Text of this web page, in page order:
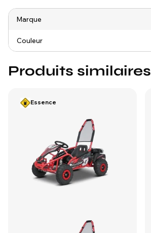
Marque
Couleur
Produits similaires
Essence